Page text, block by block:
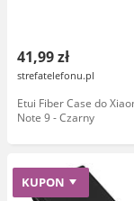
41,99 zł
strefatelefonu.pl
Etui Fiber Case do
Note 9 - Czarny
KUPON